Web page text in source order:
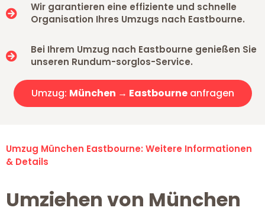
Wir garantieren eine effiziente und schnelle
Organisation Ihres Umzugs nach Eastbourne.
Bei Ihrem Umzug nach Eastbourne genießen Sie
unseren Rundum-sorglos-Service.
Umzug: München → Eastbourneanfragen
Umzug München Eastbourne: Weitere Informationen
& Details
Umziehen von München